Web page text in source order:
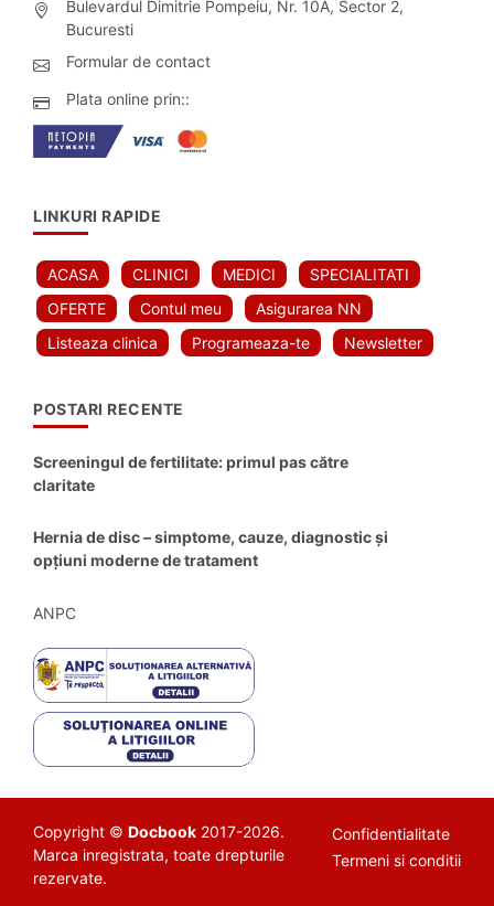
Bulevardul Dimitrie Pompeiu, Nr. 10A, Sector 2,
Bucuresti
Formular de contact
Plata online prin::
LINKURI RAPIDE
ACASA CLINICI MEDICI
SPECIALITATI
OFERTE
Contul meu
Asigurarea NN
Listeaza clinica
Programeaza-te Newsletter
POSTARI RECENTE
Screeningul de fertilitate: primul pas către
claritate
Hernia de disc – simptome, cauze, diagnostic și
opțiuni moderne de tratament
ANPC
Copyright © Docbook 2017-2026.
Marca inregistrata, toate drepturile
rezervate.
Confidentialitate
Termeni si conditii